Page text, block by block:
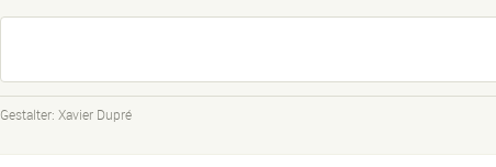
Gestalter: Xavier Dupré